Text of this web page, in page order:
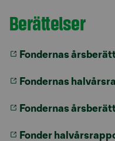
Berättelser
Fondernas
Fondernas
Fondernas
Fonder